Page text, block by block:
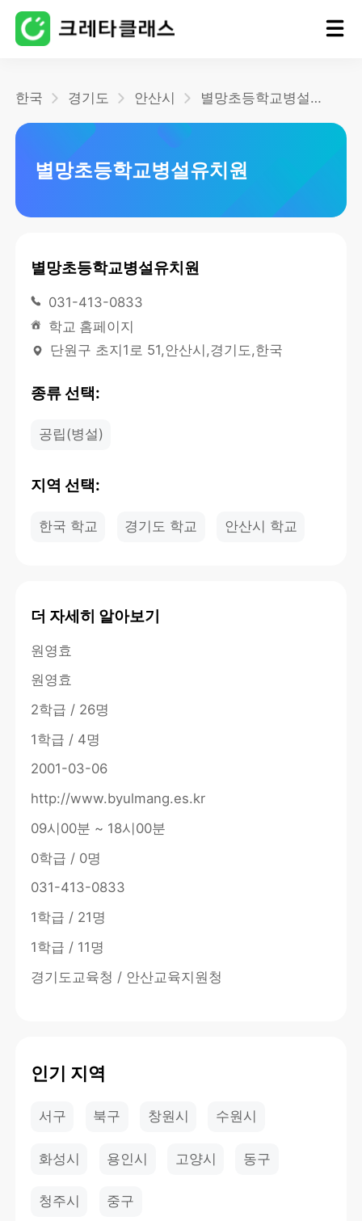
한국 경기도 안산시 별망초등학교병설유치원
별망초등학교병설유치원
별망초등학교병설유치원
031-413-0833
학교 홈페이지
단원구 초지1로 51,안산시,경기도,한국
종류 선택:
공립(병설)
지역 선택:
한국 학교 경기도 학교 안산시 학교
더 자세히 알아보기
원영효
원영효
2학급 / 26명
1학급 / 4명
2001-03-06
http://www.byulmang.es.kr
09시00분 ~ 18시00분
0학급 / 0명
031-413-0833
1학급 / 21명
1학급 / 11명
경기도교육청 / 안산교육지원청
인기 지역
서구 북구 창원시 수원시
화성시 용인시 고양시 동구
청주시 중구